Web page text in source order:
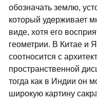
обозначать землю,
который удерживает
виде, хотя его
геометрии. В Китае и
соотносится с
пространственной
тогда как в Индии он
широкую картину